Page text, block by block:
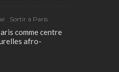
Sortir à Paris
comme centre
afro-